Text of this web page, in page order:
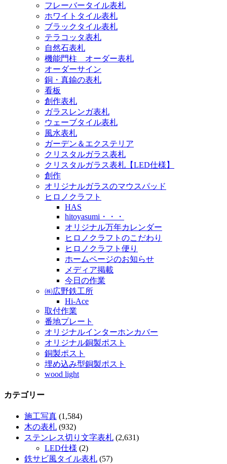
フレーバータイル表札
ホワイトタイル表札
ブラックタイル表札
テラコッタ表札
自然石表札
機能門柱 オーダー表札
オーダーサイン
銅・真鍮の表札
看板
創作表札
ガラスレンガ表札
ウェーブタイル表札
風水表札
ガーデン＆エクステリア
クリスタルガラス表札
クリスタルガラス表札【LED仕様】
創作
オリジナルガラスのマウスパッド
ヒロノクラフト
HAS
hitoyasumi・・・
オリジナル万年カレンダー
ヒロノクラフトのこだわり
ヒロノクラフト便り
ホームページのお知らせ
メディア掲載
今日の作業
㈱広野鉄工所
Hi-Ace
取付作業
番地プレート
オリジナルインターホンカバー
オリジナル銅製ポスト
銅製ポスト
埋め込み型銅製ポスト
wood light
カテゴリー
施工写真 (1,584)
木の表札 (932)
ステンレス切り文字表札 (2,631)
LED仕様 (2)
鉄サビ風タイル表札 (57)